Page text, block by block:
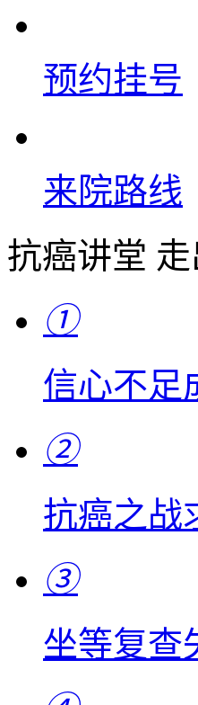
预约挂号
来院路线
抗癌讲堂
①
信心不足
②
抗癌之战
③
坐等复查